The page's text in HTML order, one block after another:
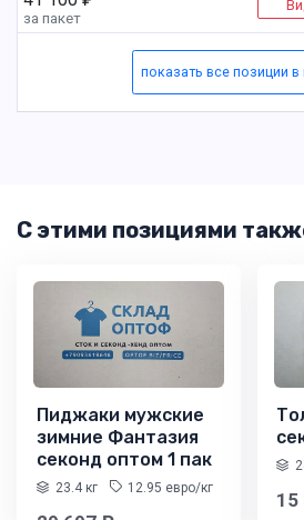
за пакет
показать все позиции в
С этими позициями
Пиджаки мужские
зимние Фантазия
секонд оптом 1 пак
23.4 кг 12.95 евро/кг
15